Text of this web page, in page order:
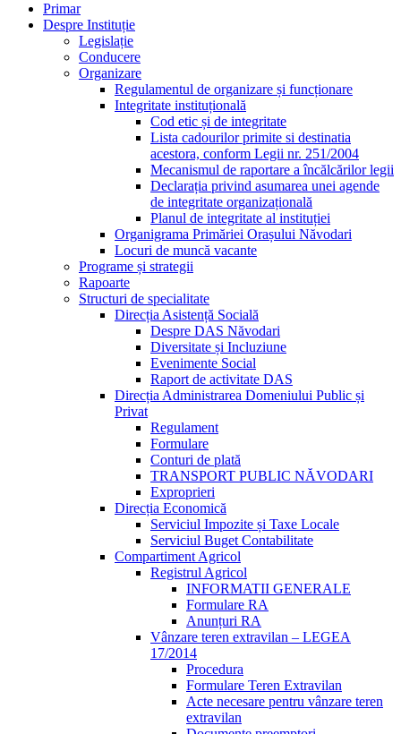
Primar
Despre Instituție
Legislație
Conducere
Organizare
Regulamentul de organizare și funcționare
Integritate instituțională
Cod etic și de integritate
Lista cadourilor primite si destinatia
acestora, conform Legii nr. 251/2004
Mecanismul de raportare a încălcărilor legii
Declarația privind asumarea unei agende
de integritate organizațională
Planul de integritate al instituției
Organigrama Primăriei Orașului Năvodari
Locuri de muncă vacante
Programe și strategii
Rapoarte
Structuri de specialitate
Direcția Asistență Socială
Despre DAS Năvodari
Diversitate și Incluziune
Evenimente Social
Raport de activitate DAS
Direcția Administrarea Domeniului Public și
Privat
Regulament
Formulare
Conturi de plată
TRANSPORT PUBLIC NĂVODARI
Exproprieri
Direcția Economică
Serviciul Impozite și Taxe Locale
Serviciul Buget Contabilitate
Compartiment Agricol
Registrul Agricol
INFORMATII GENERALE
Formulare RA
Anunțuri RA
Vânzare teren extravilan – LEGEA
17/2014
Procedura
Formulare Teren Extravilan
Acte necesare pentru vânzare teren
extravilan